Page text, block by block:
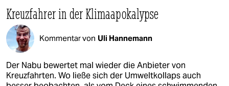
Kreuzfahrer in der Klimaapokalypse
Kommentar von Uli Hannemann
Der Nabu bewertet mal wieder die Anbieter von
Kreuzfahrten. Wo ließe sich der Umweltkollaps auch